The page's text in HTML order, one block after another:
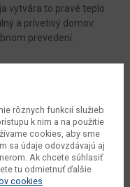
vytvára to pravé teplo
a prívetivý domov.
prevedení.
cm
rôznych funkcií služieb
k nim a na použitie
cookies, aby sme
sa údaje odovzdávajú aj
Ak chcete súhlasiť
tu odmietnuť ďalšie
cookies